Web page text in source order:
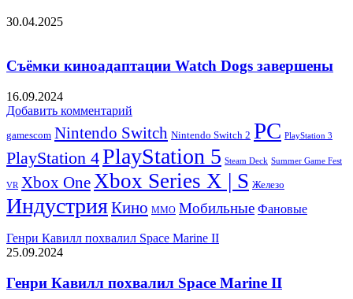
30.04.2025
Съёмки киноадаптации Watch Dogs завершены
16.09.2024
Добавить комментарий
gamescom Nintendo Switch Nintendo Switch 2 PC PlayStation 3
PlayStation 4PlayStation 5 Steam Deck Summer Game Fest
VR Xbox OneXbox Series X | S Железо
ИндустрияКино ММО Мобильные Фановые
Генри Кавилл похвалил Space Marine II
25.09.2024
Генри Кавилл похвалил Space Marine II